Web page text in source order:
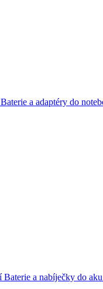
Baterie a adaptéry do
Baterie a nabíječky do